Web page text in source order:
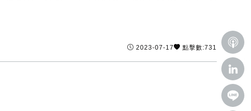
2023-07-17 點擊數:731